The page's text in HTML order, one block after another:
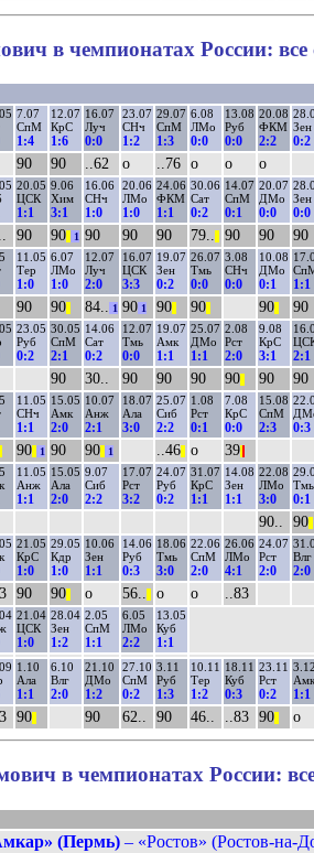
в чемпионатах России: все
7.07
СпМ
1:4
12.07
КрС
1:6
16.07
Луч
0:0
23.07
СНч
1:2
29.07
СпМ
1:3
6.08
ЛМо
0:0
13.08
Руб
0:0
20.08
ФКМ
2:2
Зен
0:2
90 90 ..62 о ..76 о о о
20.05
ЦСК
1:1
9.06
Хим
3:1
16.06
СНч
1:0
20.06
ЛМо
1:0
24.06
ФКМ
1:1
30.06
Сат
0:2
14.07
СпМ
0:1
20.07
ДМо
0:0
Зен
0:0
90 90|| 1 90 90 90 79.. 90 90 90
11.05
Тер
1:0
6.07
ЛМо
1:0
12.07
Луч
2:0
16.07
ЦСК
3:3
19.07
Зен
0:2
26.07
Тмь
0:0
3.08
СНч
0:0
10.08
ДМо
0:1 1:1
90 90|| 84.. 1 901 90|| 90|| 90|| 90
23.05
Руб
0:2
30.05
СпМ
2:1
14.06
Сат
0:2
12.07
Тмь
0:0
19.07
Амк
1:1
25.07
ДМо
1:1
2.08
Рст
2:0
9.08
КрС
3:1 2:1
90 30.. 90 90 90 90|| 90 90
11.05
СНч
1:1
15.05
Амк
2:0
10.07
Анж
2:1
18.07
Ала
3:0
25.07
Сиб
2:2
1.08
Рст
0:1
7.08
КрС
0:0
15.08
СпМ
2:3 0:3
90|| 1 90 90|| 1 ..46|| о 39|
11.05
Анж
1:1
15.05
Ала
2:0
9.07
Сиб
2:2
17.07
Рст
3:2
24.07
Руб
0:2
31.07
КрС
1:1
14.08
Зен
1:1
22.08
ЛМо
3:0
Тмь
0:1
90.. 90||
21.05
КрС
1:0
29.05
Кдр
1:0
10.06
Зен
1:1
14.06
Руб
0:3
18.06
Тмь
3:0
22.06
СпМ
2:0
26.06
ЛМо
4:1
24.07
Рст
2:0
Влг
2:0
90 90|| о 56.. о о ..83
21.04
ЦСК
1:0
28.04
Зен
1:2
2.05
СпМ
1:1
6.05
ЛМо
2:2
13.05
Куб
1:1
1.10
Ала
1:1
6.10
Влг
2:0
21.10
ДМо
1:2
27.10
СпМ
0:2
3.11
Руб
1:3
10.11
Тер
1:2
18.11
Куб
0:3
23.11
Рст
0:2
3.12
Амк
1:1
90|| 90 62.. 90 46.. ..83 90|| о
в чемпионатах России:
(Пермь) – «Ростов» (Ростов-на-